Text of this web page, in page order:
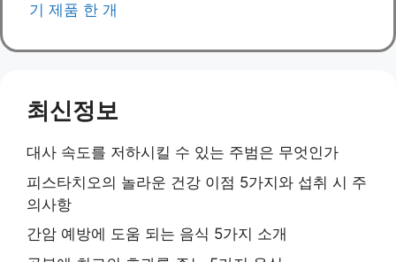
기 제품 한 개
최신정보
대사 속도를 저하시킬 수 있는 주범은 무엇인가
피스타치오의 놀라운 건강 이점 5가지와 섭취 시 주
의사항
간암 예방에 도움 되는 음식 5가지 소개